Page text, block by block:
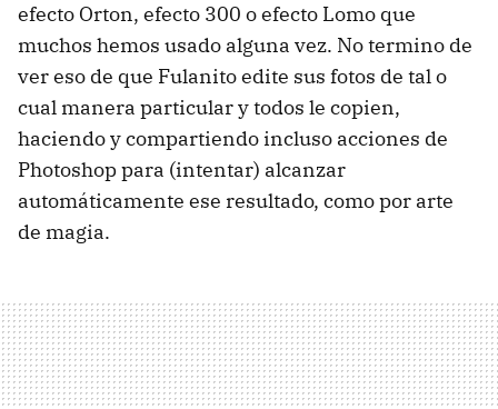
efecto Orton, efecto 300 o efecto Lomo que
muchos hemos usado alguna vez. No termino de
ver eso de que Fulanito edite sus fotos de tal o
cual manera particular y todos le copien,
haciendo y compartiendo incluso acciones de
Photoshop para (intentar) alcanzar
automáticamente ese resultado, como por arte
de magia.